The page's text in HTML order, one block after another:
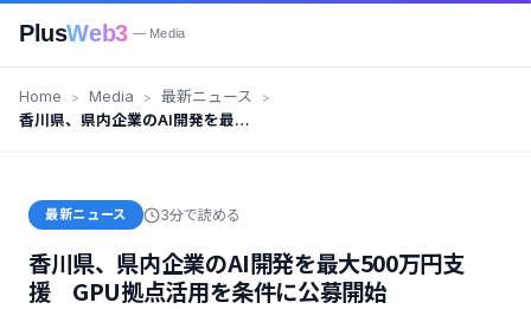
PlusWeb3 — Media
Home Media
最新ニュース
香川県、県内企業のAI開発を最大
最新ニュース 3分で読める
香川県、県内企業のAI開発を最大500万円支
援 GPU拠点活用を条件に公募開始